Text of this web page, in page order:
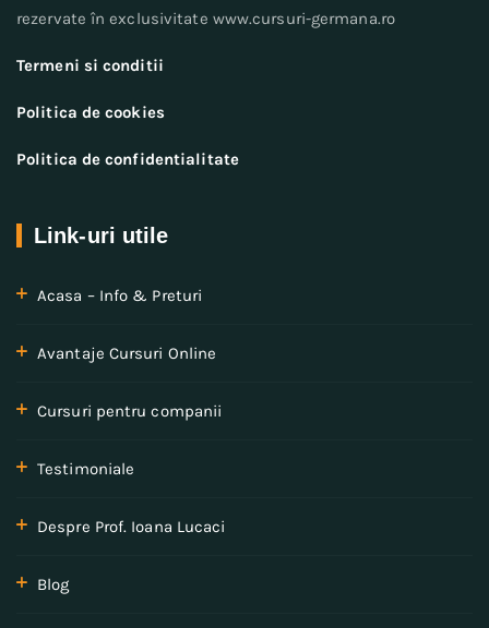
rezervate în exclusivitate www.cursuri-germana.ro
Termeni si conditii
Politica de cookies
Politica de confidentialitate
Link-uri utile
Acasa – Info & Preturi
Avantaje Cursuri Online
Cursuri pentru companii
Testimoniale
Despre Prof. Ioana Lucaci
Blog